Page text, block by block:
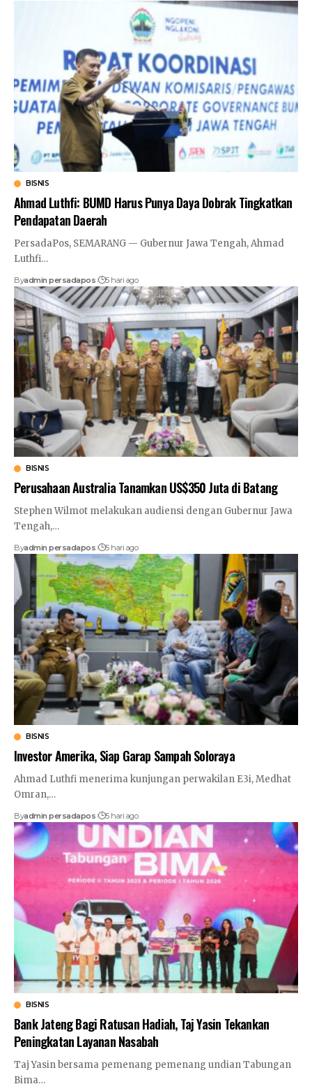
BISNIS
Ahmad Luthfi: BUMD Harus Punya Daya Dobrak Tingkatkan
Pendapatan Daerah
PersadaPos, SEMARANG — Gubernur Jawa Tengah, Ahmad
Luthfi…
Byadmin persadapos 5 hari ago
BISNIS
Perusahaan Australia Tanamkan US$350 Juta di Batang
Stephen Wilmot melakukan audiensi dengan Gubernur Jawa
Tengah,…
Byadmin persadapos 5 hari ago
BISNIS
Investor Amerika, Siap Garap Sampah Soloraya
Ahmad Luthfi menerima kunjungan perwakilan E3i, Medhat
Omran,…
Byadmin persadapos 5 hari ago
BISNIS
Bank Jateng Bagi Ratusan Hadiah, Taj Yasin Tekankan
Peningkatan Layanan Nasabah
Taj Yasin bersama pemenang pemenang undian Tabungan
Bima…